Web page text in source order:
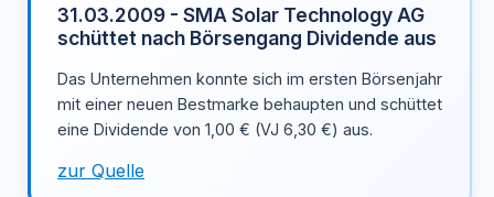
31.03.2009 - SMA Solar Technology AG
schüttet nach Börsengang Dividende aus
Das Unternehmen konnte sich im ersten Börsenjahr
mit einer neuen Bestmarke behaupten und schüttet
eine Dividende von 1,00 € (VJ 6,30 €) aus.
zur Quelle